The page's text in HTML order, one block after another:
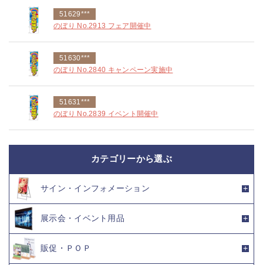
51629***
のぼり No.2913 フェア開催中
51630***
のぼり No.2840 キャンペーン実施中
51631***
のぼり No.2839 イベント開催中
カテゴリーから選ぶ
サイン・インフォメーション
展示会・イベント用品
販促・ＰＯＰ